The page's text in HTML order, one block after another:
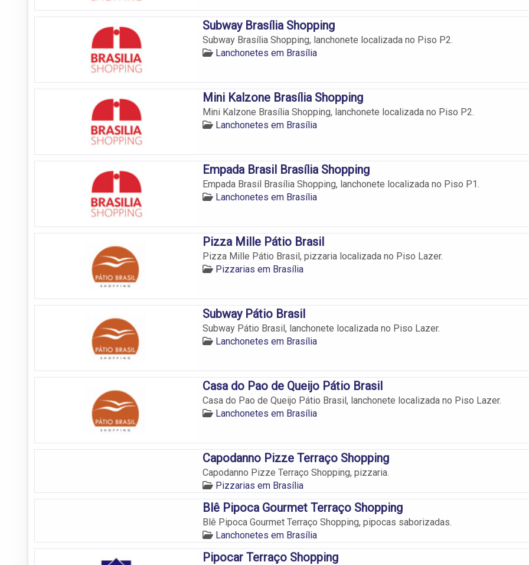
Subway Brasília Shopping
Subway Brasília Shopping, lanchonete localizada no Piso P2.
Lanchonetes em Brasília
Mini Kalzone Brasília Shopping
Mini Kalzone Brasília Shopping, lanchonete localizada no Piso P2.
Lanchonetes em Brasília
Empada Brasil Brasília Shopping
Empada Brasil Brasília Shopping, lanchonete localizada no Piso P1.
Lanchonetes em Brasília
Pizza Mille Pátio Brasil
Pizza Mille Pátio Brasil, pizzaria localizada no Piso Lazer.
Pizzarias em Brasília
Subway Pátio Brasil
Subway Pátio Brasil, lanchonete localizada no Piso Lazer.
Lanchonetes em Brasília
Casa do Pao de Queijo Pátio Brasil
Casa do Pao de Queijo Pátio Brasil, lanchonete localizada no Piso Lazer.
Lanchonetes em Brasília
Capodanno Pizze Terraço Shopping
Capodanno Pizze Terraço Shopping, pizzaria.
Pizzarias em Brasília
Blê Pipoca Gourmet Terraço Shopping
Blê Pipoca Gourmet Terraço Shopping, pipocas saborizadas.
Lanchonetes em Brasília
Pipocar Terraço Shopping